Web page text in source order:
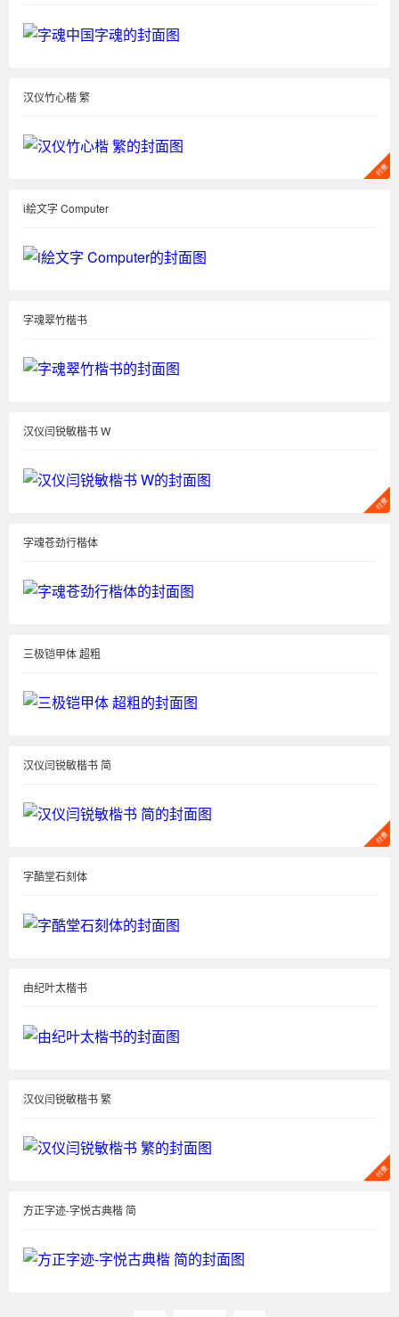
汉仪竹心楷 繁
i絵文字 Computer
字魂翠竹楷书
汉仪闫锐敏楷书 W
字魂苍劲行楷体
三极铠甲体 超粗
汉仪闫锐敏楷书 简
字酷堂石刻体
由纪叶太楷书
汉仪闫锐敏楷书 繁
方正字迹-字悦古典楷 简